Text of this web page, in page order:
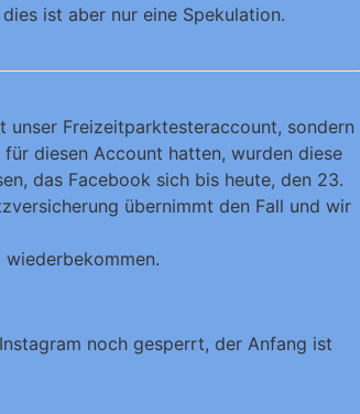
ist aber nur eine Spekulation.
Freizeitparktesteraccount, sondern
diesen Account hatten, wurden diese
das Facebook sich bis heute, den 23.
übernimmt den Fall und wir
noch gesperrt, der Anfang ist